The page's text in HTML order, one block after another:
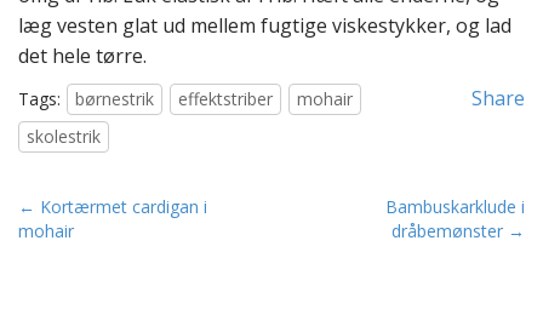
læg vesten glat ud mellem fugtige viskestykker, og lad
det hele tørre.
Share
Tags: børnestrik effektstriber
mohair
skolestrik
P
o
← Kortærmet cardigan i
mohair
Bambuskarklude i
dråbemønster →